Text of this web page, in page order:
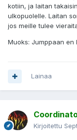
kotiin, ja laitan
ulkopuolelle. Laitan
jos meille tulee
Muoks: Jumppaan
Lainaa
Kirjoitettu